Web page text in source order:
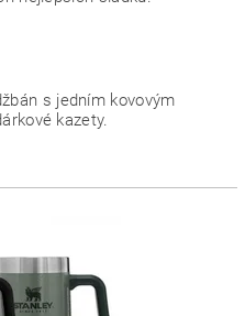
s jedním kovovým
kazety.